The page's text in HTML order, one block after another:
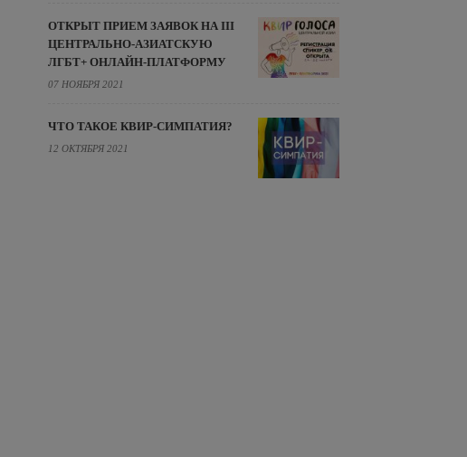
ОТКРЫТ ПРИЕМ ЗАЯВОК НА III
ЦЕНТРАЛЬНО-АЗИАТСКУЮ
ЛГБТ+ ОНЛАЙН-ПЛАТФОРМУ
07 НОЯБРЯ 2021
ЧТО ТАКОЕ КВИР-СИМПАТИЯ?
12 ОКТЯБРЯ 2021